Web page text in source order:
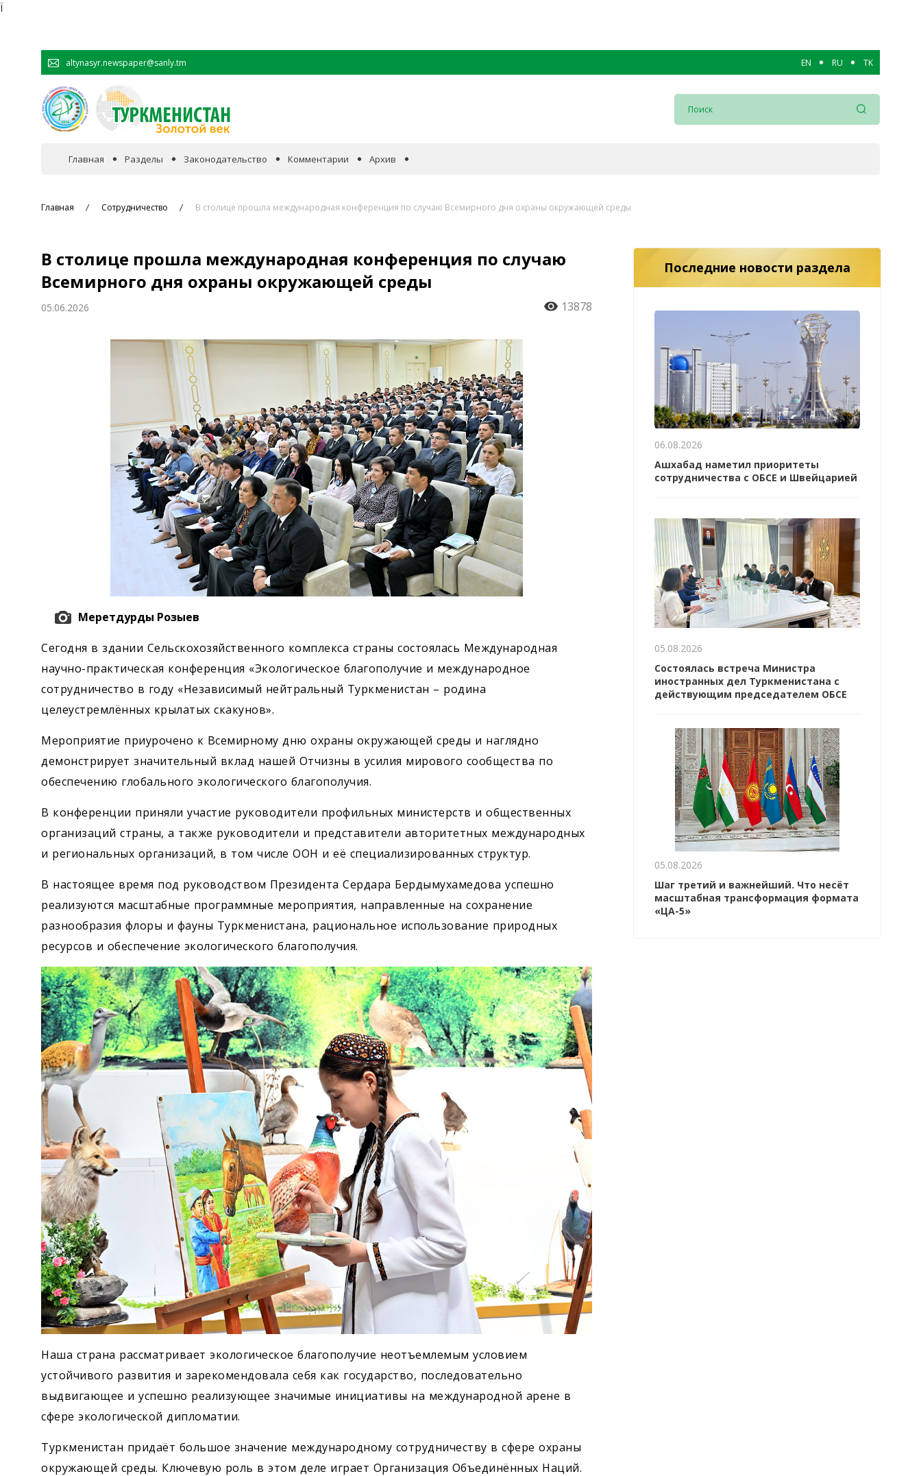
Ï
altynasyr.newspaper@sanly.tm EN RU TK
Главная Разделы
Сотрудничество
Общество
Культура
Наука
Спорт
Законодательство Комментарии Архив
Главная Сотрудничество В столице прошла международная конференция по случаю Всемирного дня охраны окружающей среды
В столице прошла международная конференция по случаю
Всемирного дня охраны окружающей среды
05.06.2026 13878
Меретдурды Розыев
Сегодня в здании Сельскохозяйственного комплекса страны состоялась Международная
научно-практическая конференция «Экологическое благополучие и международное
сотрудничество в году «Независимый нейтральный Туркменистан – родина
целеустремлённых крылатых скакунов».
Мероприятие приурочено к Всемирному дню охраны окружающей среды и наглядно
демонстрирует значительный вклад нашей Отчизны в усилия мирового сообщества по
обеспечению глобального экологического благополучия.
В конференции приняли участие руководители профильных министерств и общественных
организаций страны, а также руководители и представители авторитетных международных
и региональных организаций, в том числе ООН и её специализированных структур.
В настоящее время под руководством Президента Сердара Бердымухамедова успешно
реализуются масштабные программные мероприятия, направленные на сохранение
разнообразия флоры и ­фауны Туркменистана, рациональное использование природных
ресурсов и обеспечение экологического благополучия.
Наша страна рассматривает экологическое благополучие неотъемлемым условием
устойчивого развития и зарекомендовала себя как государство, последовательно
выдвигающее и успешно реализующее значимые инициативы на международной арене в
сфере экологической дипломатии.
Туркменистан придаёт большое значение международному сотрудничеству в сфере охраны
окружающей среды. Ключевую роль в этом деле играет Организация Объединённых Наций.
Последние новости раздела
06.08.2026
Ашхабад наметил приоритеты
сотрудничества с ОБСЕ и Швейцарией
05.08.2026
Состоялась встреча Министра
иностранных дел Туркменистана с
действующим председателем ОБСЕ
05.08.2026
Шаг третий и важнейший. Что несёт
масштабная трансформация формата
«ЦА-5»